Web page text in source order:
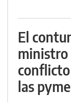
El
ministro
las